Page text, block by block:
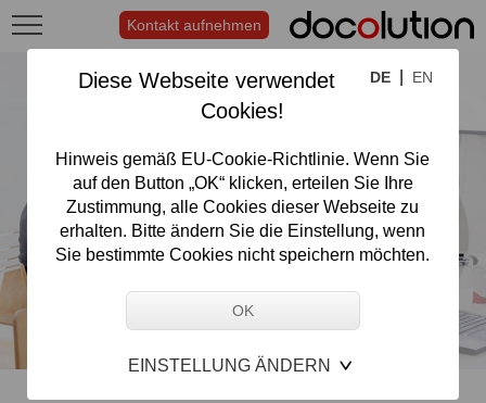
DE EN
Diese Webseite verwendet
Cookies!
Hinweis gemäß EU-Cookie-Richtlinie. Wenn Sie
auf den Button „OK“ klicken, erteilen Sie Ihre
Zustimmung, alle Cookies dieser Webseite zu
erhalten. Bitte ändern Sie die Einstellung, wenn
Sie bestimmte Cookies nicht speichern möchten.
EINSTELLUNG ÄNDERN
Kontakt aufnehmen